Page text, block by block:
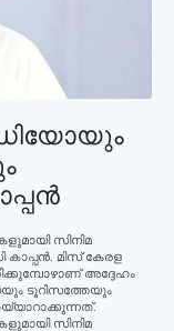
സിനിമ
മിസ് കേരള
അദ്ദേഹം
ടൂറിസത്തേയും
സിനിമ